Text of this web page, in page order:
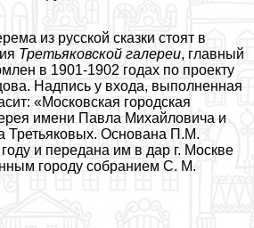
из русской сказки стоят в
Третьяковской галереи, главный
в 1901-1902 годах по проекту
Надпись у входа, выполненная
«Московская городская
имени Павла Михайловича и
Третьяковых. Основана П.М.
и передана им в дар г. Москве
городу собранием С. М.